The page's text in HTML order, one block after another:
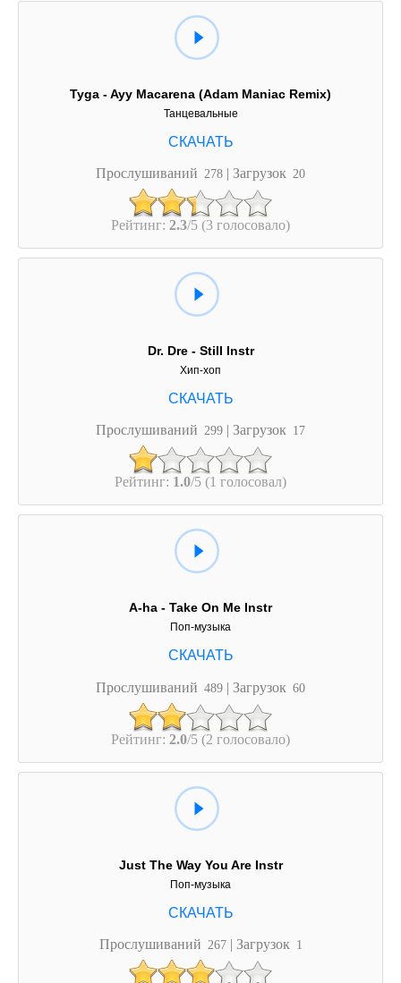
Tyga - Ayy Macarena (Adam Maniac Remix)
Танцевальные
Прослушиваний 278 | Загрузок 20
Рейтинг: 2.3/5 (3 голосовало)
Dr. Dre - Still Instr
Хип-хоп
Прослушиваний 299 | Загрузок 17
Рейтинг: 1.0/5 (1 голосовал)
A-ha - Take On Me Instr
Поп-музыка
Прослушиваний 489 | Загрузок 60
Рейтинг: 2.0/5 (2 голосовало)
Just The Way You Are Instr
Поп-музыка
Прослушиваний 267 | Загрузок 1